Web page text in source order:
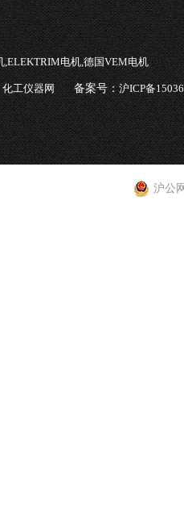
,ELEKTRIM电机,德国VEM电机
化工仪器网 备案号：沪ICP备
沪公